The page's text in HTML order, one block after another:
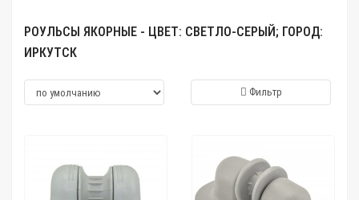
РОУЛЬСЫ ЯКОРНЫЕ - ЦВЕТ: СВЕТЛО-СЕРЫЙ; ГОРОД:
ИРКУТСК
Фильтр